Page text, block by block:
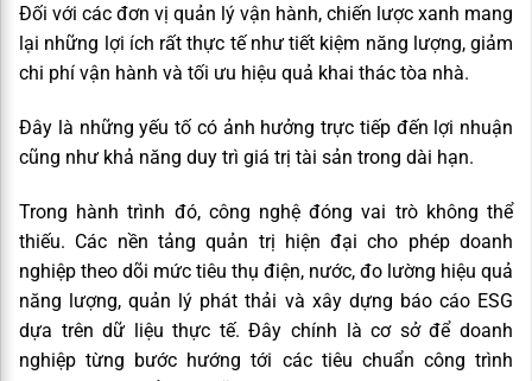
Đối với các đơn vị quản lý vận hành, chiến lược xanh mang
lại những lợi ích rất thực tế như tiết kiệm năng lượng, giảm
chi phí vận hành và tối ưu hiệu quả khai thác tòa nhà.
Đây là những yếu tố có ảnh hưởng trực tiếp đến lợi nhuận
cũng như khả năng duy trì giá trị tài sản trong dài hạn.
Trong hành trình đó, công nghệ đóng vai trò không thể
thiếu. Các nền tảng quản trị hiện đại cho phép doanh
nghiệp theo dõi mức tiêu thụ điện, nước, đo lường hiệu quả
năng lượng, quản lý phát thải và xây dựng báo cáo ESG
dựa trên dữ liệu thực tế. Đây chính là cơ sở để doanh
nghiệp từng bước hướng tới các tiêu chuẩn công trình